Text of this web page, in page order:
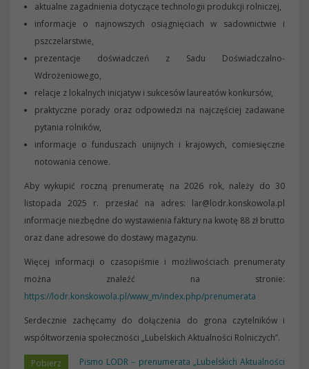
aktualne zagadnienia dotyczące technologii produkcji rolniczej,
informacje o najnowszych osiągnięciach w sadownictwie i
pszczelarstwie,
prezentacje doświadczeń z Sadu Doświadczalno-
Wdrożeniowego,
relacje z lokalnych inicjatyw i sukcesów laureatów konkursów,
praktyczne porady oraz odpowiedzi na najczęściej zadawane
pytania rolników,
informacje o funduszach unijnych i krajowych, comiesięczne
notowania cenowe.
Aby wykupić roczną prenumeratę na 2026 rok, należy do 30
listopada 2025 r. przesłać na adres: lar@lodr.konskowola.pl
informacje niezbędne do wystawienia faktury na kwotę 88 zł brutto
oraz dane adresowe do dostawy magazynu.
Więcej informacji o czasopiśmie i możliwościach prenumeraty
można znaleźć na stronie:
https://lodr.konskowola.pl/www_m/index.php/prenumerata
Serdecznie zachęcamy do dołączenia do grona czytelników i
współtworzenia społeczności „Lubelskich Aktualności Rolniczych”.
Pismo LODR – prenumerata „Lubelskich Aktualności